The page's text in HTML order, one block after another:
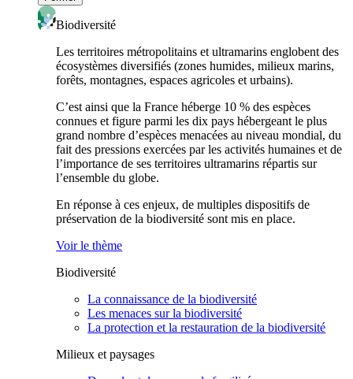
Biodiversité
Les territoires métropolitains et ultramarins englobent des
écosystèmes diversifiés (zones humides, milieux marins,
forêts, montagnes, espaces agricoles et urbains).
C’est ainsi que la France héberge 10 % des espèces
connues et figure parmi les dix pays hébergeant le plus
grand nombre d’espèces menacées au niveau mondial, du
fait des pressions exercées par les activités humaines et de
l’importance de ses territoires ultramarins répartis sur
l’ensemble du globe.
En réponse à ces enjeux, de multiples dispositifs de
préservation de la biodiversité sont mis en place.
Voir le thème
Biodiversité
La connaissance de la biodiversité
Les menaces sur la biodiversité
La protection et la restauration de la biodiversité
Milieux et paysages